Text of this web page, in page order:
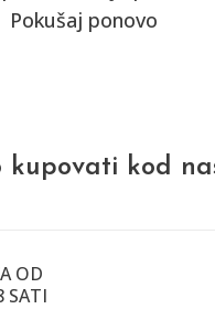
Pokušaj ponovo
kupovati kod
OD
SATI